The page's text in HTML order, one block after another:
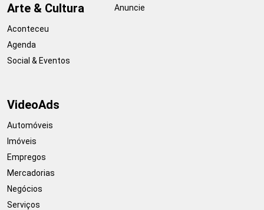
Arte & Cultura
Aconteceu
Agenda
Social & Eventos
Anuncie
VideoAds
Automóveis
Imóveis
Empregos
Mercadorias
Negócios
Serviços